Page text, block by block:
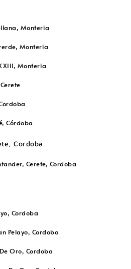
Monteria
Monteria
Monteria
Córdoba
Cordoba
Cerete, Cordoba
Cordoba
Pelayo, Cordoba
Oro, Cordoba